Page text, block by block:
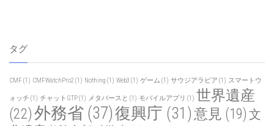
タグ
CMF (1) CMFWatchPro2 (1) Nothing (1) Web3 (1) ゲーム (1) サウジアラビア (1) スマートウ
ォッチ (1) チャットGTP(1) メタバースと (1) モバイルアプリ (1) 世界遺産
(22)外務省 (37)復興庁 (31)意見 (19) 文